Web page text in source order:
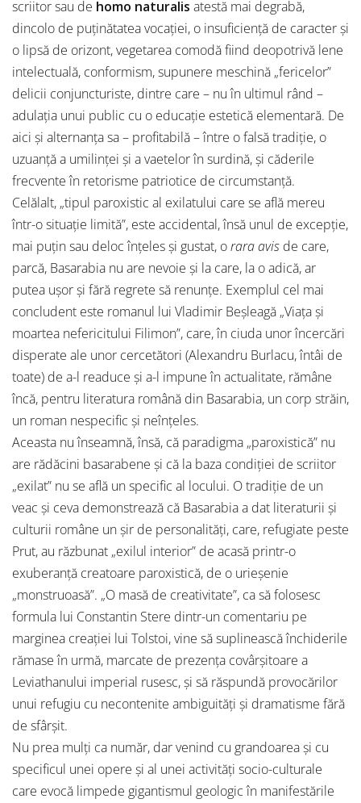
scriitor sau de homo naturalis atestă mai degrabă,
dincolo de puținătatea vocației, o insuficiență de caracter și
o lipsă de orizont, vegetarea comodă fiind deopotrivă lene
intelectuală, conformism, supunere meschină „fericelor”
delicii conjuncturiste, dintre care – nu în ultimul rând –
adulația unui public cu o educație estetică elementară. De
aici și alternanța sa – profitabilă – între o falsă tradiție, o
uzuanță a umilinței și a vaetelor în surdină, și căderile
frecvente în retorisme patriotice de circumstanță.
Celălalt, „tipul paroxistic al exilatului care se află mereu
într-o situație limită”, este accidental, însă unul de excepție,
mai puțin sau deloc înțeles și gustat, orara avis de care,
parcă, Basarabia nu are nevoie și la care, la o adică, ar
putea ușor și fără regrete să renunțe. Exemplul cel mai
concludent este romanul lui Vladimir Beșleagă „Viața și
moartea nefericitului Filimon”, care, în ciuda unor încercări
disperate ale unor cercetători (Alexandru Burlacu, întâi de
toate) de a-l readuce și a-l impune în actualitate, rămâne
încă, pentru literatura română din Basarabia, un corp străin,
un roman nespecific și neînțeles.
Aceasta nu înseamnă, însă, că paradigma „paroxistică” nu
are rădăcini basarabene și că la baza condiției de scriitor
„exilat” nu se află un specific al locului. O tradiție de un
veac și ceva demonstrează că Basarabia a dat literaturii și
culturii române un șir de personalități, care, refugiate peste
Prut, au răzbunat „exilul interior” de acasă printr-o
exuberanță creatoare paroxistică, de o urieșenie
„monstruoasă”. „O masă de creativitate”, ca să folosesc
formula lui Constantin Stere dintr-un comentariu pe
marginea creației lui Tolstoi, vine să suplinească închiderile
rămase în urmă, marcate de prezența covârșitoare a
Leviathanului imperial rusesc, și să răspundă provocărilor
unui refugiu cu necontenite ambiguități și dramatisme fără
de sfârșit.
Nu prea mulți ca număr, dar venind cu grandoarea și cu
specificul unei opere și al unei activități socio-culturale
care evocă limpede gigantismul geologic în manifestările